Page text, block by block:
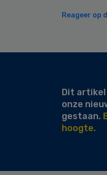
Reageer op
Dit
onze
gestaan.
hoogte.